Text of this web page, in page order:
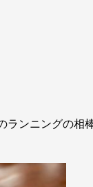
ランニングの相